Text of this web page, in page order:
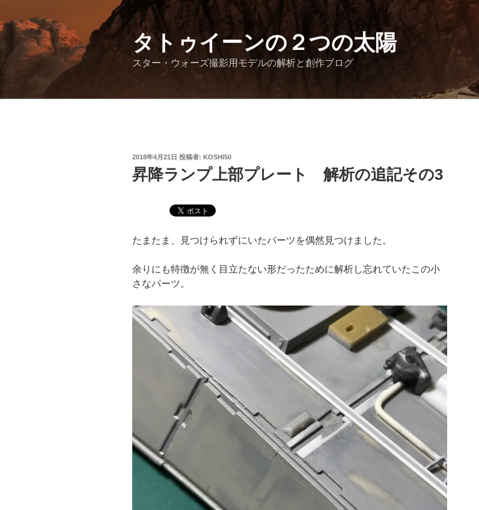
ン
テ
タトゥイーンの２つの太陽
スター・ウォーズ撮影用モデルの解析と創作ブログ
投
稿
日:
2018年4月21日 投稿者: KOSHI50
昇降ランプ上部プレート 解析の追記その3
たまたま、見つけられずにいたパーツを偶然見つけました。
余りにも特徴が無く目立たない形だったために解析し忘れていたこの小
さなパーツ。